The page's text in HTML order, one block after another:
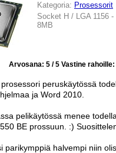
Kategoria: Prosessorit
Socket H / LGA 1156
8MB
Arvosana: 5 / 5 Vastine rahoille:
peruskäytössä
ja Word 2010.
pelikäytössä menee
BE prossuun. :)
parikymppiä halvempi niin